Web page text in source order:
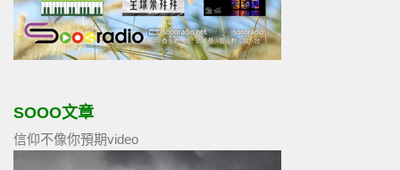
SOOO文章
信仰不像你預期video